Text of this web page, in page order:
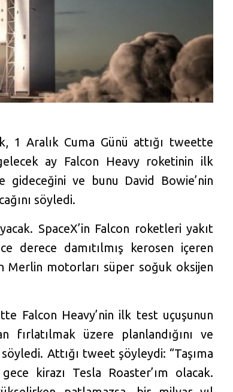
1 Aralık Cuma Günü attığı tweette
gelecek ay Falcon Heavy roketinin ilk
gideceğini ve bunu David Bowie’nin
söyledi.
SpaceX’in Falcon roketleri yakıt
derece damıtılmış kerosen içeren
Merlin motorları süper soğuk oksijen
Falcon Heavy’nin ilk test uçuşunun
fırlatılmak üzere planlandığını ve
söyledi. Attığı tweet şöyleydi: “Taşıma
kirazı Tesla Roaster’ım olacak.